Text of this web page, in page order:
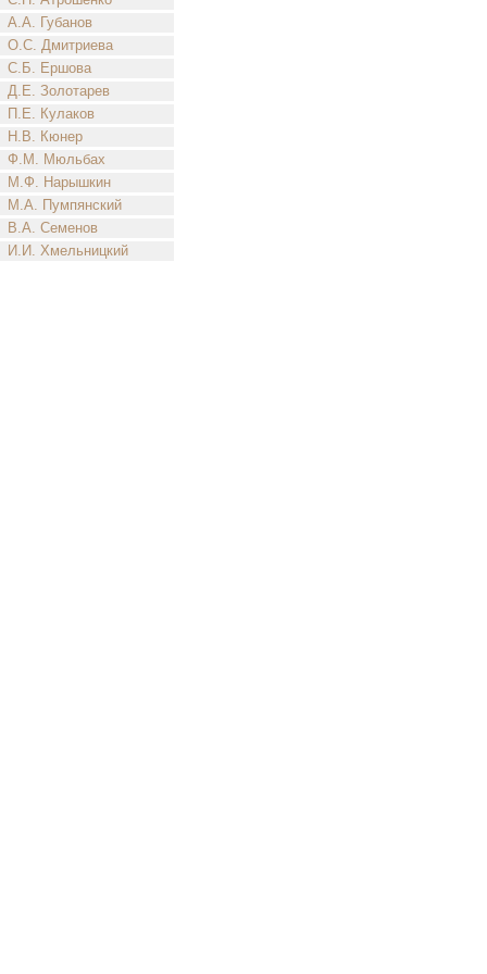
А.А. Губанов
О.С. Дмитриева
С.Б. Ершова
Д.Е. Золотарев
П.Е. Кулаков
Н.В. Кюнер
Ф.М. Мюльбах
М.Ф. Нарышкин
М.А. Пумпянский
В.А. Семенов
И.И. Хмельницкий